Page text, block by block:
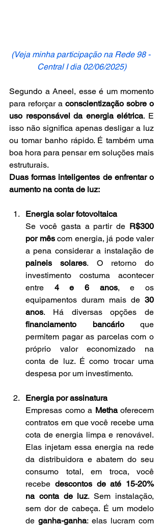
(Veja minha participação na Rede 98 -
Central I dia 02/06/2025)
Segundo a Aneel, esse é um momento
para reforçar a conscientização sobre o
uso responsável da energia elétrica. E
isso não significa apenas desligar a luz
ou tomar banho rápido. É também uma
boa hora para pensar em soluções mais
estruturais.
Duas formas inteligentes de enfrentar o
aumento na conta de luz:
Energia solar fotovoltaica
Se você gasta a partir de R$300
por mês com energia, já pode valer
paineis solares. O retorno do
investimento costuma acontecer
entre 4 e 6 anos, e os
equipamentos duram mais de 30
anos
financiamento bancário que
permitem pagar as parcelas com o
próprio valor economizado na
conta de luz. É como trocar uma
despesa por um investimento.
Energia por assinatura
Empresas como a Metha oferecem
contratos em que você recebe uma
cota de energia limpa e renovável.
Elas injetam essa energia na rede
da distribuidora e abatem do seu
consumo total, em troca, você
recebe descontos de até 15-20%
na conta de luz. Sem instalação,
sem dor de cabeça. É um modelo
de ganha-ganha: elas lucram com